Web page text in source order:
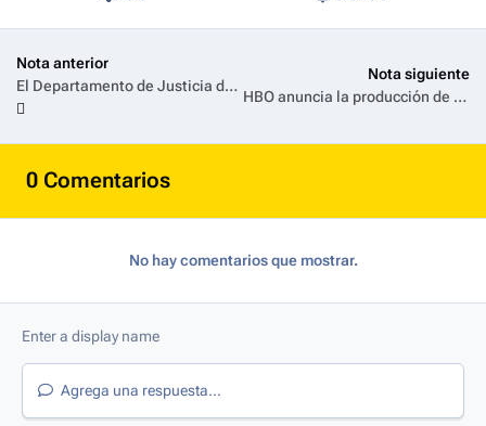
Nota anterior
El Departamento de Justicia de EE.UU. avala la histórica fusión entre Paramount y Warner Bros.
Nota siguiente
HBO anuncia la producción de una serie inspirada en el movimiento Democrático del Corinthians
0 Comentarios
No hay comentarios que mostrar.
Agrega una respuesta...